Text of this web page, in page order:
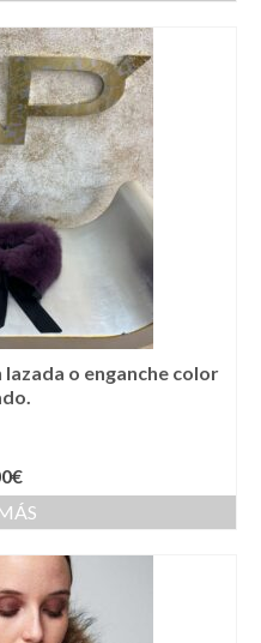
y cesta a juego
o enganche color
€